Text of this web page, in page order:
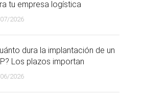
tu empresa logística
2026
dura la implantación de un
Los plazos importan
2026